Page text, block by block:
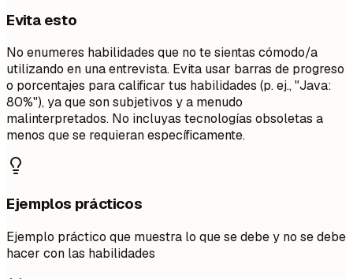
Evita esto
No enumeres habilidades que no te sientas cómodo/a
utilizando en una entrevista. Evita usar barras de progreso
o porcentajes para calificar tus habilidades (p. ej., "Java:
80%"), ya que son subjetivos y a menudo
malinterpretados. No incluyas tecnologías obsoletas a
menos que se requieran específicamente.
Ejemplos prácticos
Ejemplo práctico que muestra lo que se debe y no se debe
hacer con las habilidades